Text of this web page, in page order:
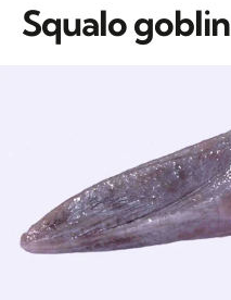
Squalo goblin